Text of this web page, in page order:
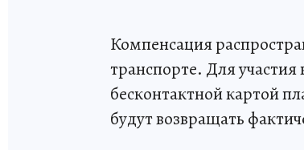
Компенсация
транспорте. Для
бесконтактной картой
будут возвращать